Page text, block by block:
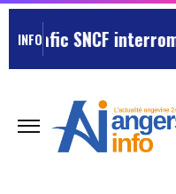
INFOinterrompu